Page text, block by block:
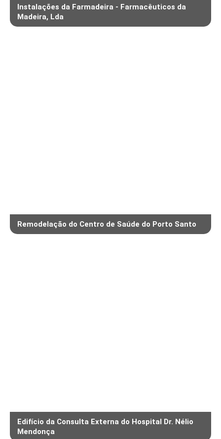
Instalações da Farmadeira - Farmacêuticos da
Madeira, Lda
Remodelação do Centro de Saúde do Porto Santo
Edifício da Consulta Externa do Hospital Dr. Nélio
Mendonça